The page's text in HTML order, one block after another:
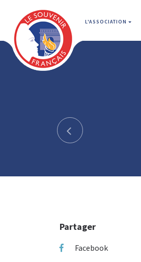
L'ASSOCIATION
Partager
Facebook